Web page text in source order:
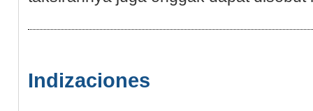
Indizaciones